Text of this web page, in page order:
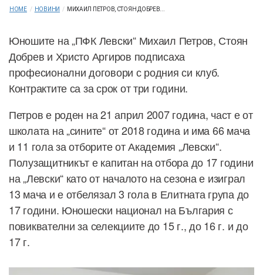
HOME / НОВИНИ / МИХАИЛ ПЕТРОВ, СТОЯН ДОБРЕВ...
Юношите на „ПФК Левски“ Михаил Петров, Стоян
Добрев и Христо Аргиров подписаха
професионални договори с родния си клуб.
Контрактите са за срок от три години.
Петров е роден на 21 април 2007 година, част е от
школата на „сините“ от 2018 година и има 66 мача
и 11 гола за отборите от Академия „Левски“.
Полузащитникът е капитан на отбора до 17 години
на „Левски“ като от началото на сезона е изиграл
13 мача и е отбелязал 3 гола в Елитната група до
17 години. Юношески национал на България с
повиквателни за селекциите до 15 г., до 16 г. и до
17 г.